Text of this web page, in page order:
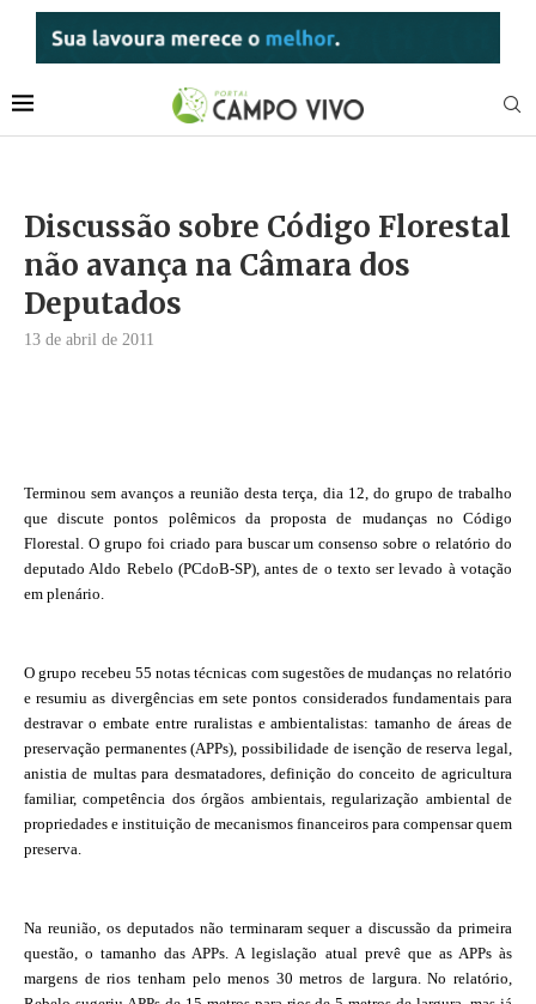
Discussão sobre Código Florestal
não avança na Câmara dos
Deputados
13 de abril de 2011
Terminou sem avanços a reunião desta terça, dia 12, do grupo de trabalho
que discute pontos polêmicos da proposta de mudanças no Código
Florestal. O grupo foi criado para buscar um consenso sobre o relatório do
deputado Aldo Rebelo (PCdoB-SP), antes de o texto ser levado à votação
em plenário.
O grupo recebeu 55 notas técnicas com sugestões de mudanças no relatório
e resumiu as divergências em sete pontos considerados fundamentais para
destravar o embate entre ruralistas e ambientalistas: tamanho de áreas de
preservação permanentes (APPs), possibilidade de isenção de reserva legal,
anistia de multas para desmatadores, definição do conceito de agricultura
familiar, competência dos órgãos ambientais, regularização ambiental de
propriedades e instituição de mecanismos financeiros para compensar quem
preserva.
Na reunião, os deputados não terminaram sequer a discussão da primeira
questão, o tamanho das APPs. A legislação atual prevê que as APPs às
margens de rios tenham pelo menos 30 metros de largura. No relatório,